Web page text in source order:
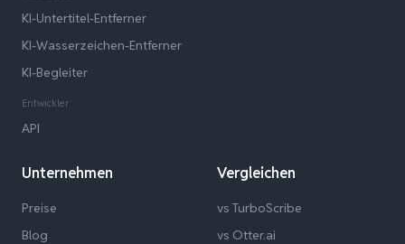
KI-Untertitel-Entferner
KI-Wasserzeichen-Entferner
KI-Begleiter
Entwickler
API
Unternehmen
Preise
Blog
Vergleichen
vs TurboScribe
vs Otter.ai